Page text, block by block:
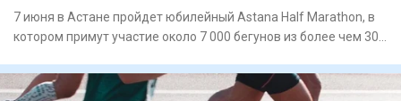
7 июня в Астане пройдет юбилейный Astana Half Marathon, в
котором примут участие около 7 000 бегунов из более чем 30